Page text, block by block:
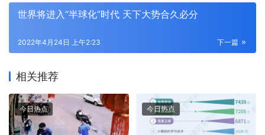
世界将进入“半球化”时代 天下大势合久必分
下一篇
2022年4月24日 上午2:23
相关推荐
今日热点 今日热点